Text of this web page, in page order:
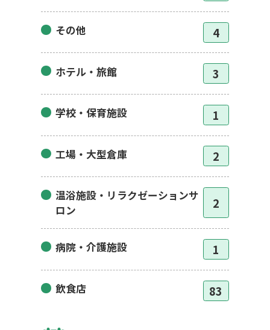
その他 4
ホテル・旅館 3
学校・保育施設 1
工場・大型倉庫 2
温浴施設・リラクゼーションサ
ロン
2
病院・介護施設 1
飲食店 83